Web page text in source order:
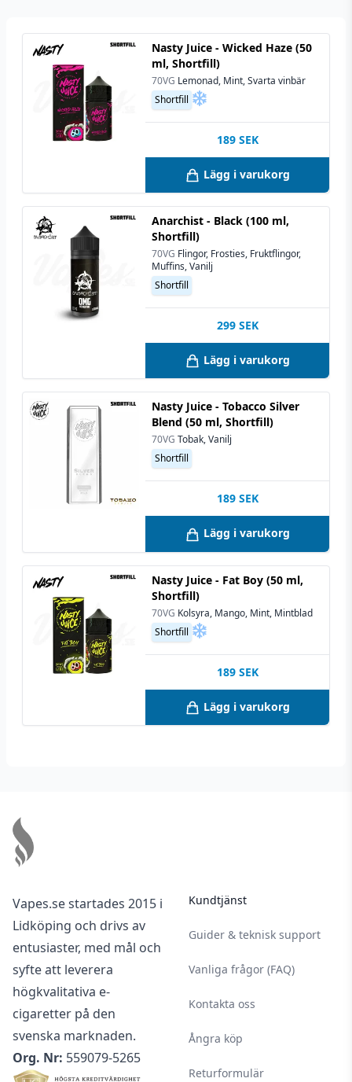
Nasty Juice - Wicked Haze (50
ml, Shortfill)
70VG Lemonad, Mint, Svarta vinbär
Shortfill
189 SEK
Lägg i varukorg
Anarchist - Black (100 ml,
Shortfill)
70VG Flingor, Frosties, Fruktflingor,
Muffins, Vanilj
Shortfill
299 SEK
Lägg i varukorg
Nasty Juice - Tobacco Silver
Blend (50 ml, Shortfill)
70VG Tobak, Vanilj
Shortfill
189 SEK
Lägg i varukorg
Nasty Juice - Fat Boy (50 ml,
Shortfill)
70VG Kolsyra, Mango, Mint, Mintblad
Shortfill
189 SEK
Lägg i varukorg
Vapes.se startades 2015 i
Lidköping och drivs av
entusiaster, med mål och
syfte att leverera
högkvalitativa e-
cigaretter på den
svenska marknaden.
Org. Nr: 559079-5265
Kundtjänst
Guider & teknisk support
Vanliga frågor (FAQ)
Kontakta oss
Ångra köp
Returformulär